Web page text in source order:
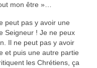
mon être »…
peut pas y avoir une
Seigneur ! Je ne peux
Il ne peut pas y avoir
et puis une autre partie
les Chrétiens, ça